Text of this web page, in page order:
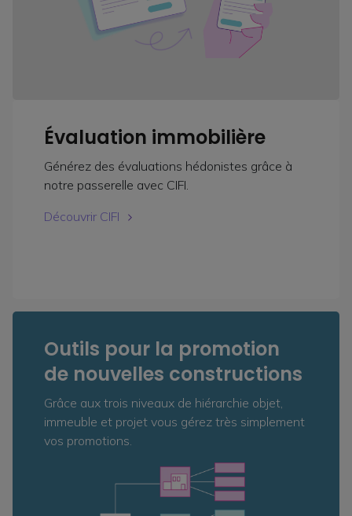
Évaluation immobilière
Générez des évaluations hédonistes grâce à
notre passerelle avec CIFI.
Découvrir CIFI
Outils pour la promotion
de nouvelles constructions
Grâce aux trois niveaux de hiérarchie objet,
immeuble et projet vous gérez très simplement
vos promotions.